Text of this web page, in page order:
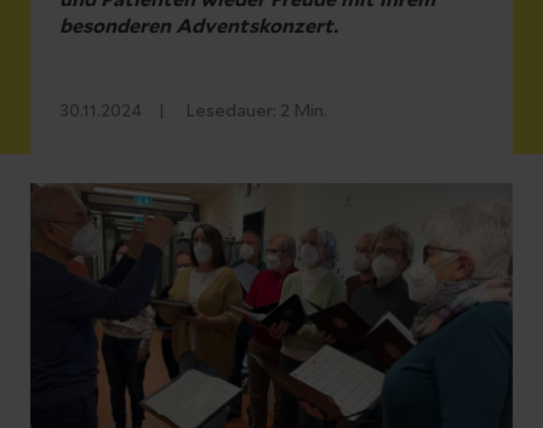
besonderen Adventskonzert.
30.11.2024 Lesedauer: 2 Min.